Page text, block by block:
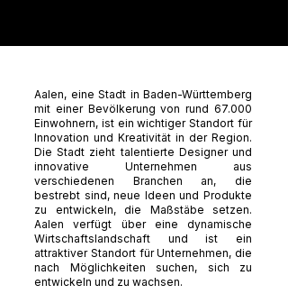
Aalen, eine Stadt in Baden-Württemberg
mit einer Bevölkerung von rund 67.000
Einwohnern, ist ein wichtiger Standort für
Innovation und Kreativität in der Region.
Die Stadt zieht talentierte Designer und
innovative Unternehmen aus
verschiedenen Branchen an, die
bestrebt sind, neue Ideen und Produkte
zu entwickeln, die Maßstäbe setzen.
Aalen verfügt über eine dynamische
Wirtschaftslandschaft und ist ein
attraktiver Standort für Unternehmen, die
nach Möglichkeiten suchen, sich zu
entwickeln und zu wachsen.